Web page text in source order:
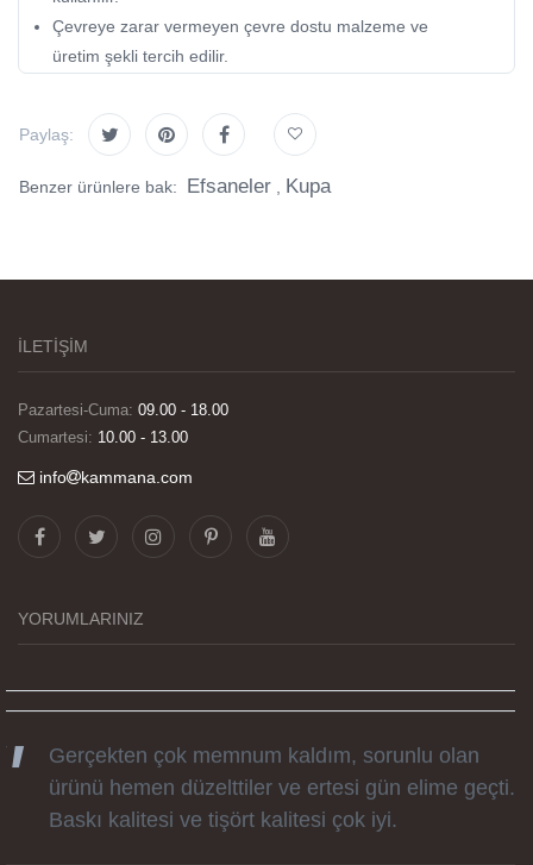
Çevreye zarar vermeyen çevre dostu malzeme ve
üretim şekli tercih edilir.
Paylaş:
Benzer ürünlere bak: Efsaneler , Kupa
İLETİŞİM
Pazartesi-Cuma: 09.00 - 18.00
Cumartesi: 10.00 - 13.00
info kammana.com
YORUMLARINIZ
Görselleri ve baskı kalitesi harika. Övünç Bey'in
tüm süreçteki desteği ile siparislerim kısa
günü hediyesi oldu. Kammana ailesine tüm
emekleri icin sonsuz teşekkürler.
Gerçekten çok memnum kaldım, sorunlu olan
ürünü hemen düzelttiler ve ertesi gün elime geçti.
Baskı kalitesi ve tişört kalitesi çok iyi.